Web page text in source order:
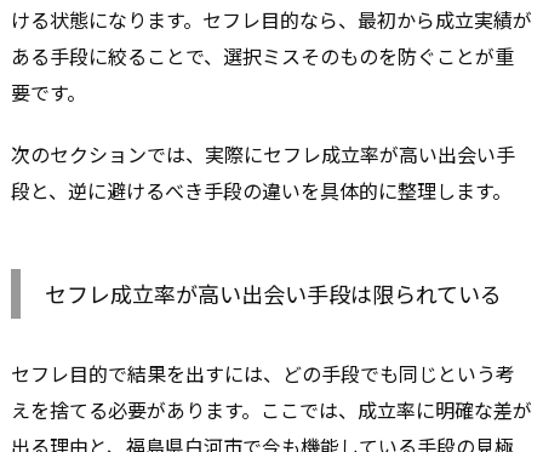
ける状態になります。セフレ目的なら、最初から成立実績が
ある手段に絞ることで、選択ミスそのものを防ぐことが重
要です。
次のセクションでは、実際にセフレ成立率が高い出会い手
段と、逆に避けるべき手段の違いを具体的に整理します。
セフレ成立率が高い出会い手段は限られている
セフレ目的で結果を出すには、どの手段でも同じという考
えを捨てる必要があります。ここでは、成立率に明確な差が
出る理由と、福島県白河市で今も機能している手段の見極